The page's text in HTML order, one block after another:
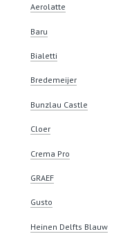
Aerolatte
Baru
Bialetti
Bredemeijer
Bunzlau Castle
Cloer
Crema Pro
GRAEF
Gusto
Heinen Delfts Blauw